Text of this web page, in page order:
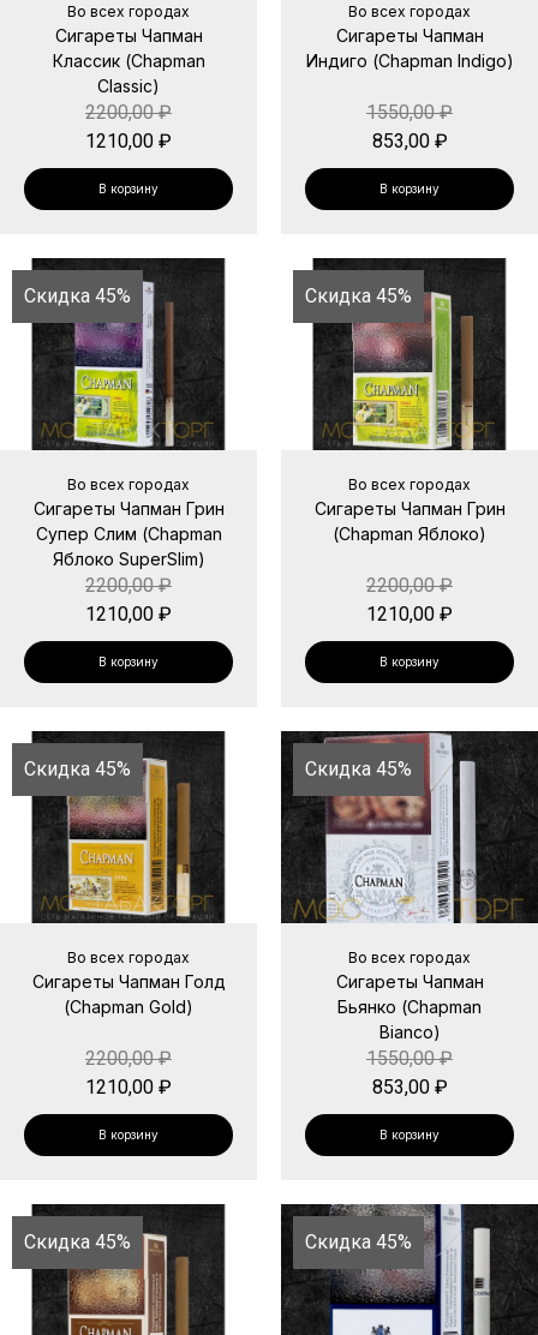
Во всех городах
Сигареты Чапман
Классик (Chapman
Classic)
2200,00₽
1210,00 ₽
В корзину
Во всех городах
Сигареты Чапман
Индиго (Chapman Indigo)
1550,00₽
853,00 ₽
В корзину
Скидка 45%
Во всех городах
Сигареты Чапман Грин
Супер Слим (Chapman
Яблоко SuperSlim)
2200,00₽
1210,00 ₽
В корзину
Скидка 45%
Во всех городах
Сигареты Чапман Грин
(Chapman Яблоко)
2200,00₽
1210,00 ₽
В корзину
Скидка 45%
Во всех городах
Сигареты Чапман Голд
(Chapman Gold)
2200,00₽
1210,00 ₽
В корзину
Скидка 45%
Во всех городах
Сигареты Чапман
Бьянко (Chapman
Bianco)
1550,00₽
853,00 ₽
В корзину
Скидка 45% Скидка 45%